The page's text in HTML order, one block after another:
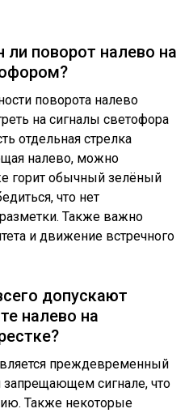
ли поворот налево на
поворота налево
на сигналы светофора
отдельная стрелка
налево, можно
горит обычный зелёный
что нет
Также важно
и движение встречного
допускают
налево на
преждевременный
сигнале, что
Также некоторые